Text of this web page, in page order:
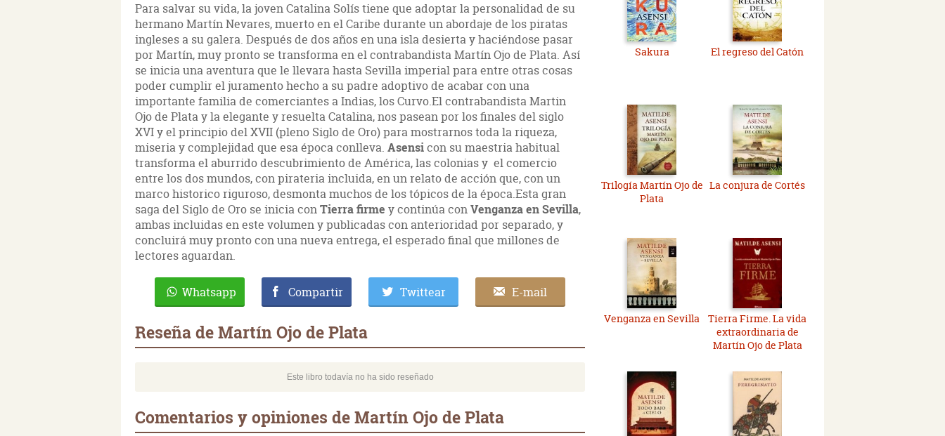
Para salvar su vida, la joven Catalina Solís tiene que adoptar la personalidad de su
hermano Martín Nevares, muerto en el Caribe durante un abordaje de los piratas
ingleses a su galera. Después de dos años en una isla desierta y haciéndose pasar
por Martín, muy pronto se transforma en el contrabandista Martín Ojo de Plata. Así
se inicia una aventura que le llevara hasta Sevilla imperial para entre otras cosas
poder cumplir el juramento hecho a su padre adoptivo de acabar con una
importante familia de comerciantes a Indias, los Curvo.El contrabandista Martin
Ojo de Plata y la elegante y resuelta Catalina, nos pasean por los finales del siglo
XVI y el principio del XVII (pleno Siglo de Oro) para mostrarnos toda la riqueza,
miseria y complejidad que esa época conlleva. Asensicon su maestria habitual
transforma el aburrido descubrimiento de América, las colonias y el comercio
entre los dos mundos, con pirateria incluida, en un relato de acción que, con un
marco historico riguroso, desmonta muchos de los tópicos de la época.Esta gran
saga del Siglo de Oro se inicia conTierra firme y continúa conVenganza en Sevilla,
ambas incluidas en este volumen y publicadas con anterioridad por separado, y
concluirá muy pronto con una nueva entrega, el esperado final que millones de
lectores aguardan.
Whatsapp Compartir Twittear E-mail
Reseña de Martín Ojo de Plata
Este libro todavía no ha sido reseñado
Comentarios y opiniones de Martín Ojo de Plata
Sakura El regreso del Catón
Trilogía Martín Ojo de
Plata
La conjura de Cortés
Venganza en Sevilla
Tierra Firme. La vida
extraordinaria de
Martín Ojo de Plata